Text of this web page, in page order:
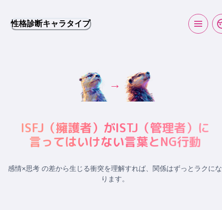
性格診断キャラタイプ
→
ISFJ （擁護者）がISTJ （管理者）に
言ってはいけない言葉とNG行動
感情×思考 の差から生じる衝突を理解すれば、関係はずっとラクにな
ります。